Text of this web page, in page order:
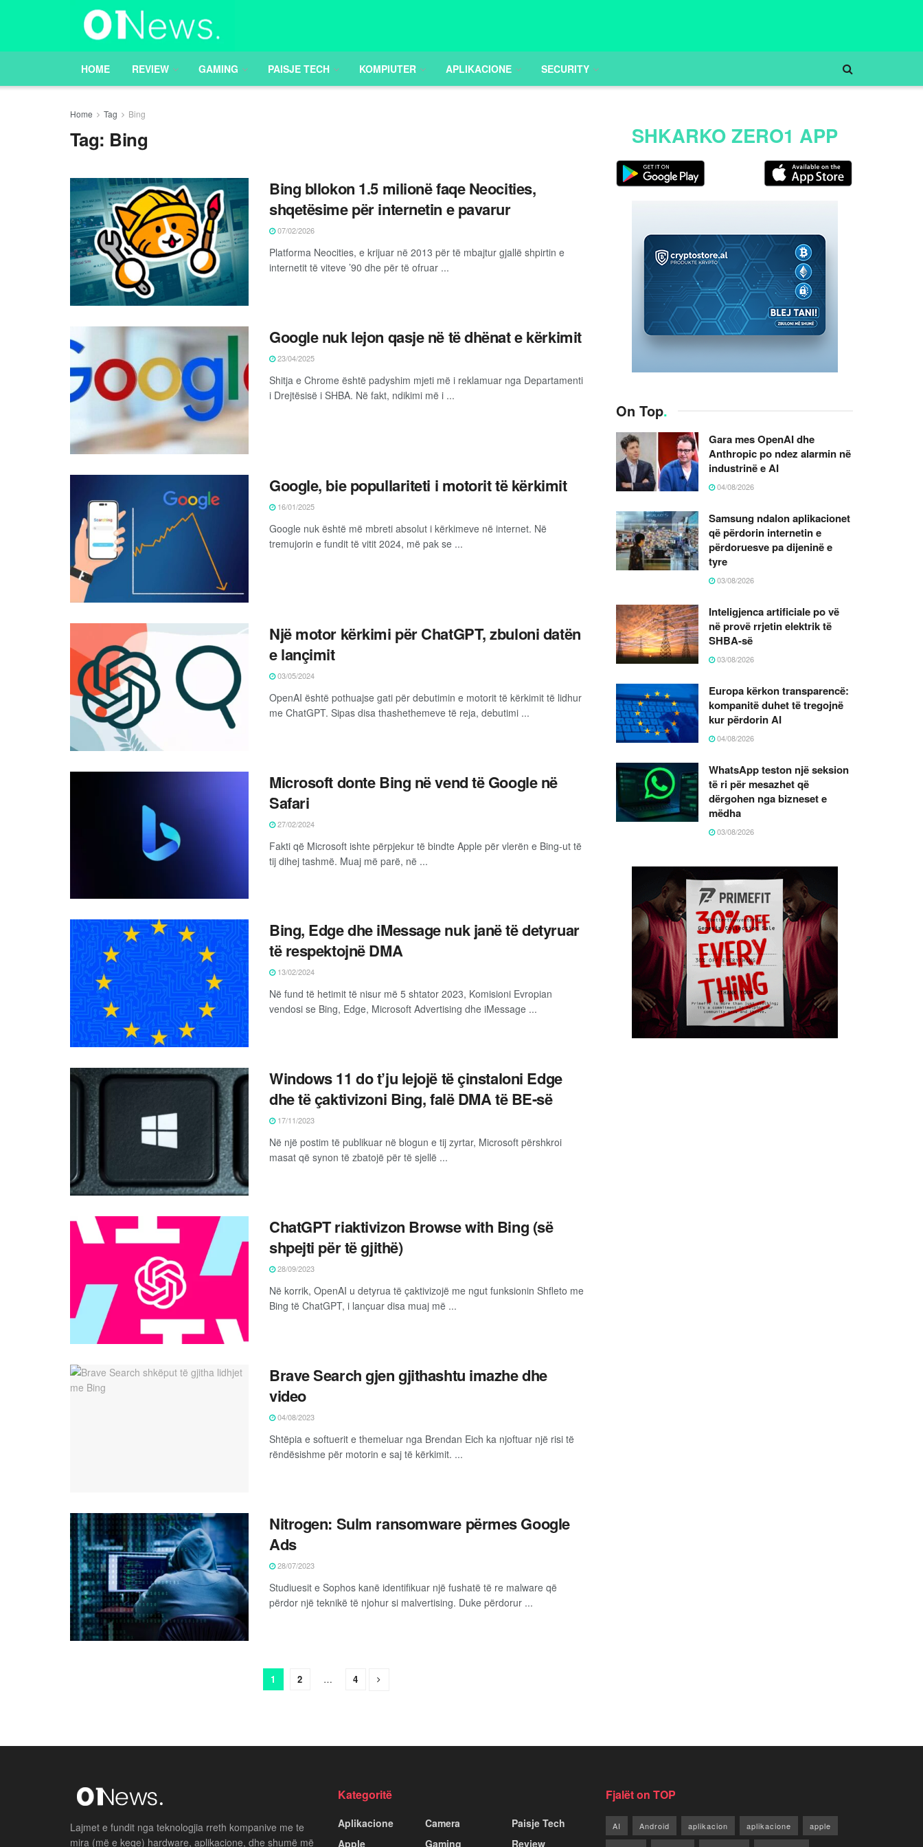
HOME REVIEW GAMING PAISJE TECH KOMPIUTER APLIKACIONE SECURITY
Home Tag Bing
Tag: Bing
Bing bllokon 1.5 milionë faqe Neocities,
shqetësime për internetin e pavarur
07/02/2026
Platforma Neocities, e krijuar në 2013 për të mbajtur gjallë shpirtin e
internetit të viteve ’90 dhe për të ofruar ...
Google nuk lejon qasje në të dhënat e kërkimit
23/04/2025
Shitja e Chrome është padyshim mjeti më i reklamuar nga Departamenti
i Drejtësisë i SHBA. Në fakt, ndikimi më i ...
Google, bie popullariteti i motorit të kërkimit
16/01/2025
Google nuk është më mbreti absolut i kërkimeve në internet. Në
tremujorin e fundit të vitit 2024, më pak se ...
Një motor kërkimi për ChatGPT, zbuloni datën
e lançimit
03/05/2024
OpenAI është pothuajse gati për debutimin e motorit të kërkimit të lidhur
me ChatGPT. Sipas disa thashethemeve të reja, debutimi ...
Microsoft donte Bing në vend të Google në
Safari
27/02/2024
Fakti që Microsoft ishte përpjekur të bindte Apple për vlerën e Bing-ut të
tij dihej tashmë. Muaj më parë, në ...
Bing, Edge dhe iMessage nuk janë të detyruar
të respektojnë DMA
13/02/2024
Në fund të hetimit të nisur më 5 shtator 2023, Komisioni Evropian
vendosi se Bing, Edge, Microsoft Advertising dhe iMessage ...
Windows 11 do t’ju lejojë të çinstaloni Edge
dhe të çaktivizoni Bing, falë DMA të BE-së
17/11/2023
Në një postim të publikuar në blogun e tij zyrtar, Microsoft përshkroi
masat që synon të zbatojë për të sjellë ...
ChatGPT riaktivizon Browse with Bing (së
shpejti për të gjithë)
28/09/2023
Në korrik, OpenAI u detyrua të çaktivizojë me ngut funksionin Shfleto me
Bing të ChatGPT, i lançuar disa muaj më ...
Brave Search gjen gjithashtu imazhe dhe
video
04/08/2023
Shtëpia e softuerit e themeluar nga Brendan Eich ka njoftuar një risi të
rëndësishme për motorin e saj të kërkimit. ...
Nitrogen: Sulm ransomware përmes Google
Ads
28/07/2023
Studiuesit e Sophos kanë identifikuar një fushatë të re malware që
përdor një teknikë të njohur si malvertising. Duke përdorur ...
1 2 … 4
SHKARKO ZERO1 APP
On Top.
Gara mes OpenAI dhe
Anthropic po ndez alarmin në
industrinë e AI
04/08/2026
Samsung ndalon aplikacionet
që përdorin internetin e
përdoruesve pa dijeninë e
tyre
03/08/2026
Inteligjenca artificiale po vë
në provë rrjetin elektrik të
SHBA-së
03/08/2026
Europa kërkon transparencë:
kompanitë duhet të tregojnë
kur përdorin AI
04/08/2026
WhatsApp teston një seksion
të ri për mesazhet që
dërgohen nga bizneset e
mëdha
03/08/2026
Lajmet e fundit nga teknologjia rreth kompanive me te
mira (më e keqe) hardware, aplikacione, dhe shumë më
Kategoritë
Aplikacione
Apple
Camera
Gaming
Paisje Tech
Review
Fjalët on TOP
AI Android aplikacion aplikacione apple